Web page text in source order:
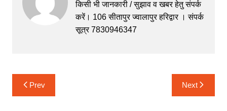
b
o
A
p
p
e
n
a
m
किसी भी जानकारी / सुझाव व खबर हेतु संपर्क
करें। 106 सीतापुर ज्वालापुर हरिद्वार । संपर्क
सूत्र 7830946347
Post
navigation
Prev Next